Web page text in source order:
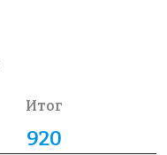
Итог